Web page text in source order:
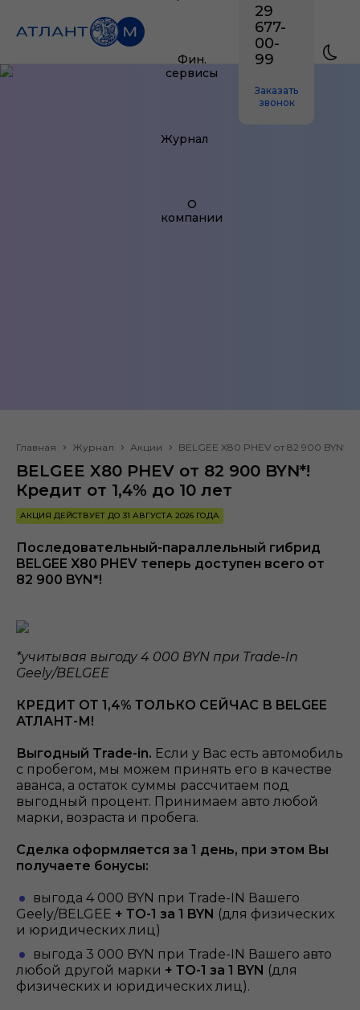
Фин.
сервисы
Журнал
О
компании
29
677-
00-
99
Заказать
звонок
Главная Журнал Акции BELGEE X80 PHEV от 82 900 BYN*!
BELGEE X80 PHEV от 82 900 BYN*!
Кредит от 1,4% до 10 лет
АКЦИЯ ДЕЙСТВУЕТ ДО 31 АВГУСТА 2026 ГОДА
Последовательный-параллельный гибрид
BELGEE X80 PHEV теперь доступен всего от
82 900 BYN*!
*учитывая выгоду 4 000 BYN при Trade-In
Geely/BELGEE
КРЕДИТ ОТ 1,4% ТОЛЬКО СЕЙЧАС В BELGEE
АТЛАНТ-М!
Выгодный Trade-in. Если у Вас есть автомобиль
с пробегом, мы можем принять его в качестве
аванса, а остаток суммы рассчитаем под
выгодный процент. Принимаем авто любой
марки, возраста и пробега.
Сделка оформляется за 1 день, при этом Вы
получаете бонусы:
выгода 4 000 BYN при Trade-IN Вашего
Geely/BELGEE + ТО-1 за 1 BYN (для физических
и юридических лиц)
выгода 3 000 BYN при Trade-IN Вашего авто
любой другой марки + ТО-1 за 1 BYN (для
физических и юридических лиц).